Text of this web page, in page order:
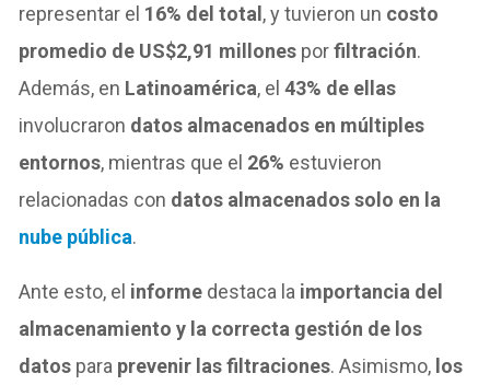
representar el 16% del total , y tuvieron un costo
promedio de US$2,91 millones porfiltración.
Además, en Latinoamérica, el43% de ellas
involucraron datos almacenados en múltiples
entornos, mientras que el 26% estuvieron
relacionadas con datos almacenados solo en la
nube pública.
Ante esto, el informe destaca la importancia del
almacenamiento y la correcta gestión de los
datos para prevenir las filtraciones. Asimismo, los